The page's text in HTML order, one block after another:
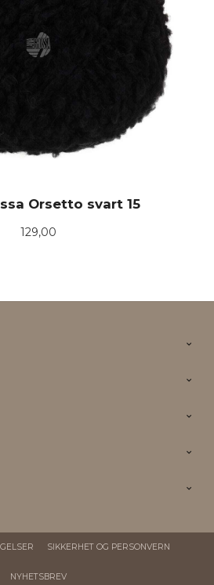
Orsetto svart 15
Pris
129,00
SIKKERHET OG PERSONVERN
NYHETSBREV